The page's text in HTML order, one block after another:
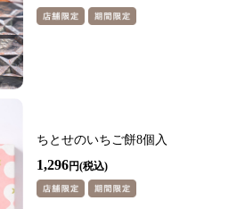
ちとせのいちご餅8個入
1,296円